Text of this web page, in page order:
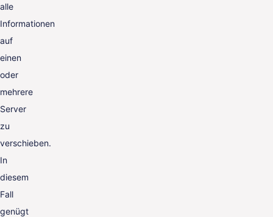
alle
Informationen
auf
einen
oder
mehrere
Server
zu
verschieben.
In
diesem
Fall
genügt